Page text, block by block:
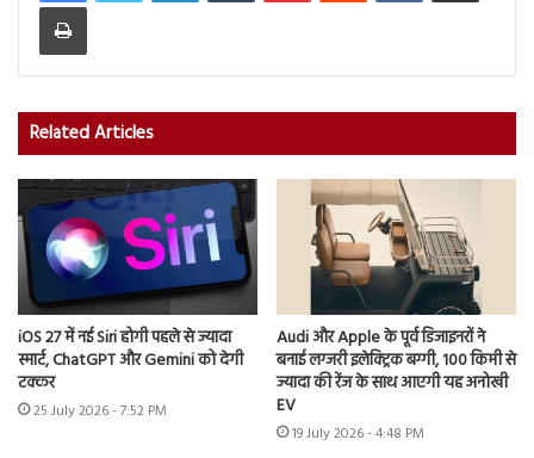
Print
Related Articles
iOS 27 में नई Siri होगी पहले से ज्यादा
स्मार्ट, ChatGPT और Gemini को देगी
टक्कर
25 July 2026 - 7:52 PM
Audi और Apple के पूर्व डिजाइनरों ने
बनाई लग्जरी इलेक्ट्रिक बग्गी, 100 किमी से
ज्यादा की रेंज के साथ आएगी यह अनोखी
EV
19 July 2026 - 4:48 PM